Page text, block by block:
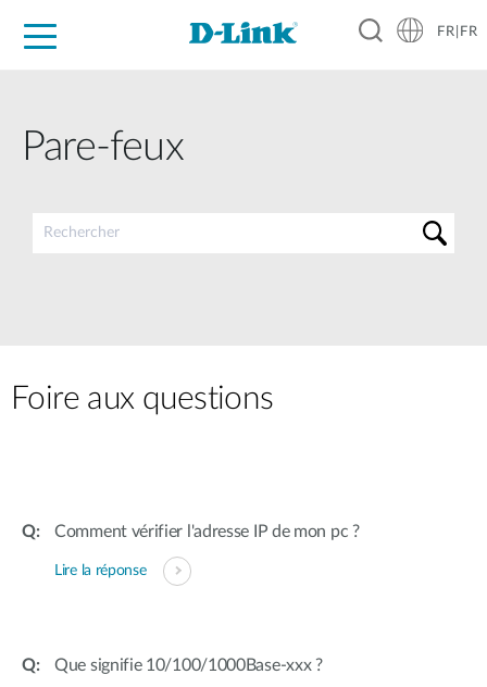
FR|FR
Pare-feux
Foire aux questions
Comment vérifier l'adresse IP de mon pc ?
Lire la réponse
Que signifie 10/100/1000Base-xxx ?